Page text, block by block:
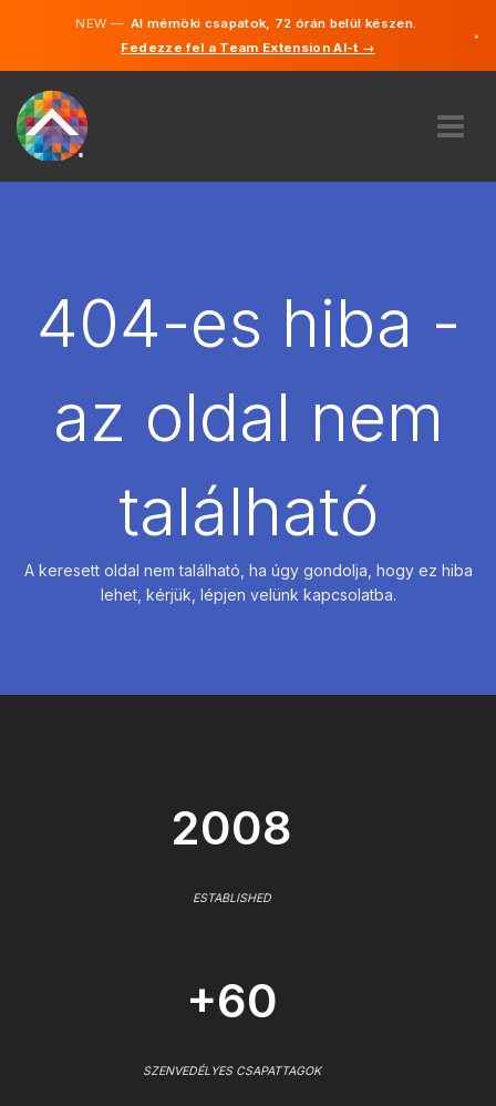
NEW —AI mérnöki csapatok, 72 órán belül készen.
Fedezze fel a Team Extension AI-t →
×
BÉREL
404-es hiba -
az oldal nem
található
A keresett oldal nem található, ha úgy gondolja, hogy ez hiba
lehet, kérjük, lépjen velünk kapcsolatba.
2008
ESTABLISHED
+60
SZENVEDÉLYES CSAPATTAGOK